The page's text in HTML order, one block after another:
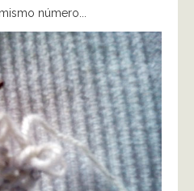
número...